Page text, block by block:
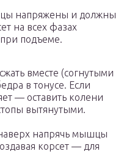
напряжены и должны
на всех фазах
подъеме.
вместе (согнутыми
в тонусе. Если
— оставить колени
вытянутыми.
напрячь мышцы
корсет — для